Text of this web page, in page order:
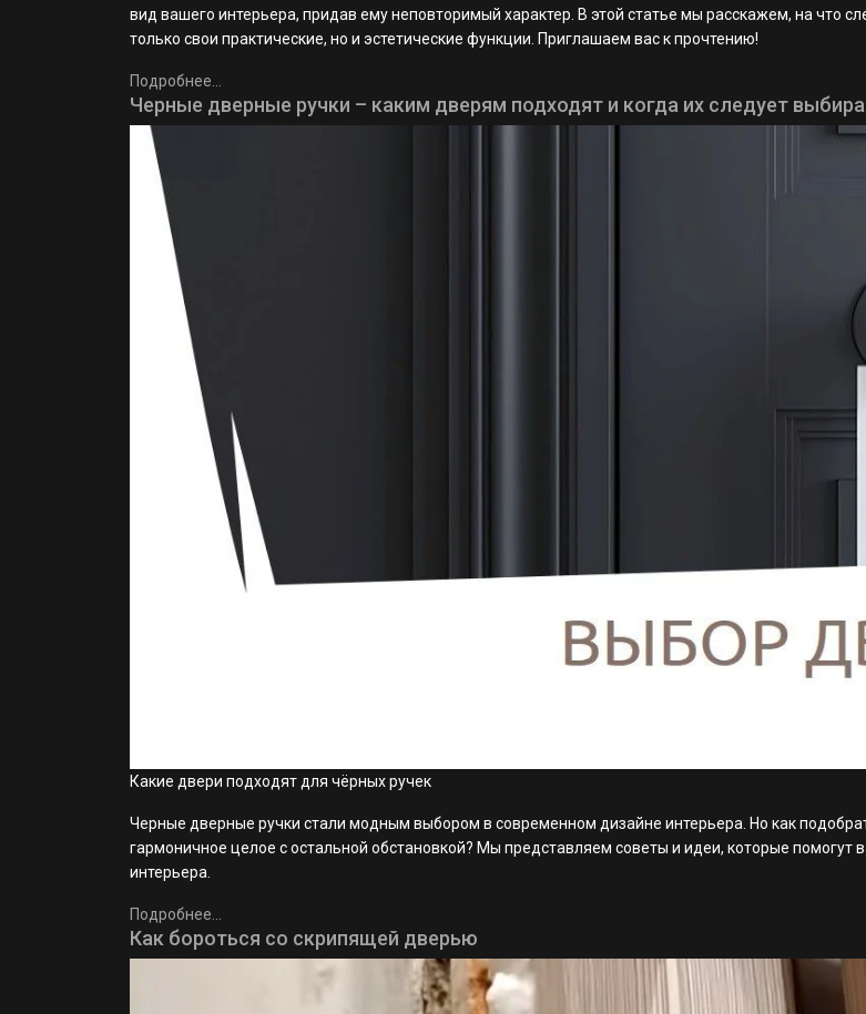
вид вашего интерьера, придав ему неповторимый характер. В этой статье мы расскажем, на что
только свои практические, но и эстетические функции. Приглашаем вас к прочтению!
Подробнее...
Черные дверные ручки – каким дверям подходят и когда их следует
Какие двери подходят для чёрных ручек
Черные дверные ручки стали модным выбором в современном дизайне интерьера. Но как
гармоничное целое с остальной обстановкой? Мы представляем советы и идеи, которые
интерьера.
Подробнее...
Как бороться со скрипящей дверью